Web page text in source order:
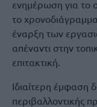
ενημέρωση για το
το
έναρξη των
απέναντι στην
επιτακτική.
Ιδιαίτερη έμφαση
περιβαλλοντικής